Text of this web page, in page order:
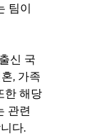
팀이
신 국
, 가족
한 해당
관련
다.